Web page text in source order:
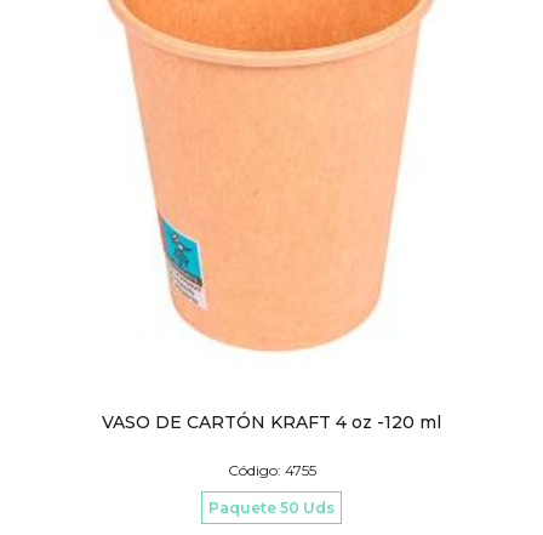
VASO DE CARTÓN KRAFT 4 oz -120 ml
Código: 4755
Paquete 50 Uds